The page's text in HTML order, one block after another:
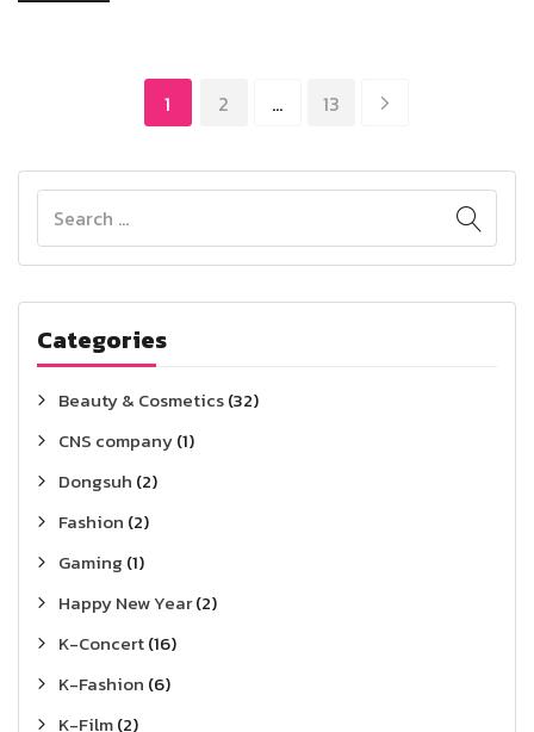
Categories
Beauty & Cosmetics(32)
CNS company(1)
Dongsuh (2)
Fashion (2)
Gaming (1)
Happy New Year(2)
K-Concert(16)
K-Fashion (6)
K-Film(2)
1 2 … 13